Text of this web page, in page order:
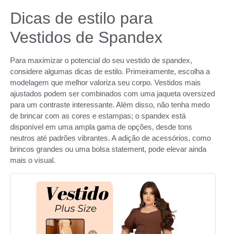
Dicas de estilo para
Vestidos de Spandex
Para maximizar o potencial do seu vestido de spandex,
considere algumas dicas de estilo. Primeiramente, escolha a
modelagem que melhor valoriza seu corpo. Vestidos mais
ajustados podem ser combinados com uma jaqueta oversized
para um contraste interessante. Além disso, não tenha medo
de brincar com as cores e estampas; o spandex está
disponível em uma ampla gama de opções, desde tons
neutros até padrões vibrantes. A adição de acessórios, como
brincos grandes ou uma bolsa statement, pode elevar ainda
mais o visual.